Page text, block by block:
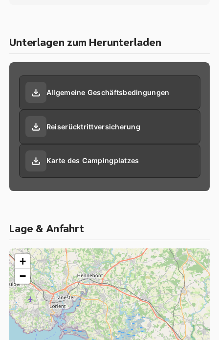
Unterlagen zum Herunterladen
Allgemeine Geschäftsbedingungen
Reiserücktrittversicherung
Karte des Campingplatzes
Lage & Anfahrt
+
−